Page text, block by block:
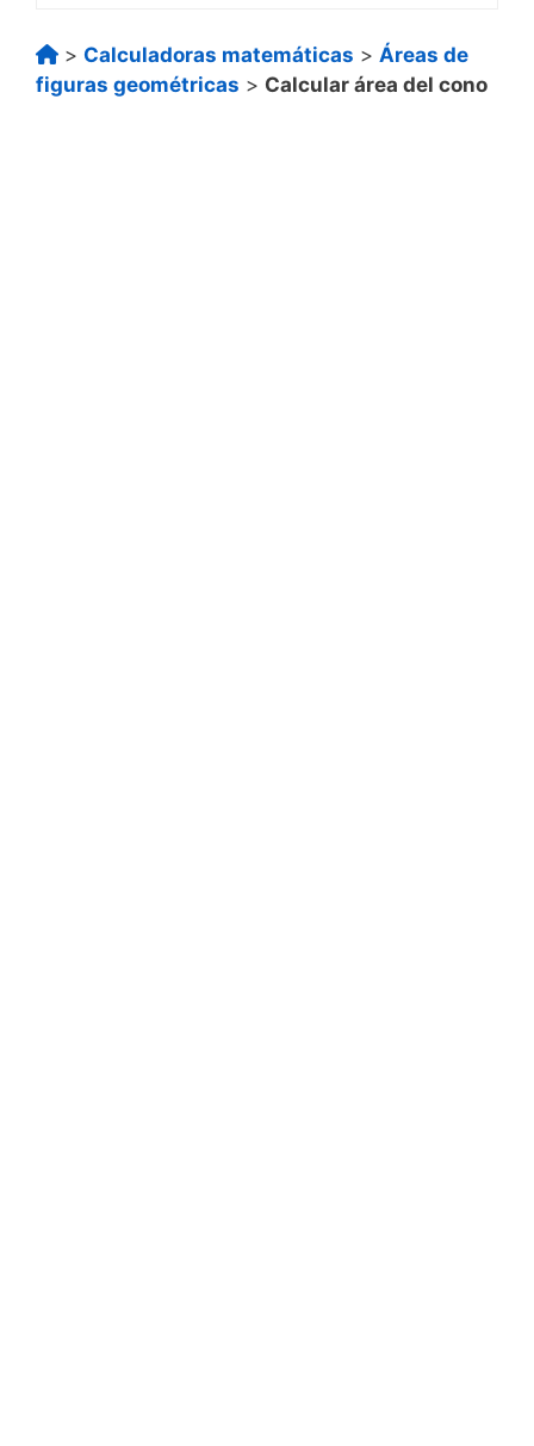
> Calculadoras matemáticas > Áreas de
figuras geométricas > Calcular área del cono